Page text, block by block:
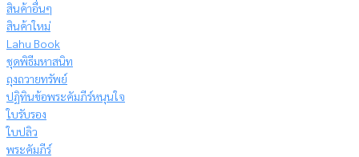
สินค้าอื่นๆ
สินค้าใหม่
Lahu Book
ชุดพิธีมหาสนิท
ถุงถวายทรัพย์
ปฏิทินข้อพระคัมภีร์หนุนใจ
ใบรับรอง
ใบปลิว
พระคัมภีร์